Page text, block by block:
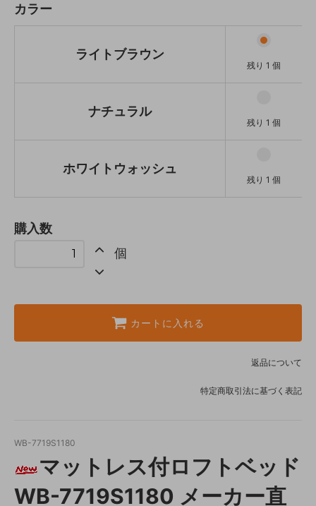
ホワイトウォッシュ
カラー
ライトブラウン
残り 1 個
ナチュラル
残り 1 個
ホワイトウォッシュ
残り 1 個
購入数
個
カートに入れる
返品について
特定商取引法に基づく表記
WB-7719S1180
マットレス付ロフトベッド
WB-7719S1180 メーカー直